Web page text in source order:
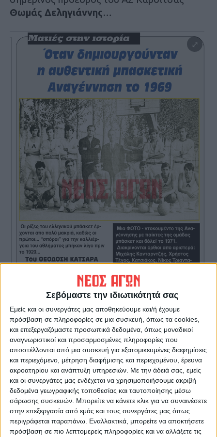
Σεβόμαστε την ιδιωτικότητά σας
Εμείς και οι συνεργάτες μας αποθηκεύουμε και/ή έχουμε
πρόσβαση σε πληροφορίες σε μια συσκευή, όπως τα cookies,
και επεξεργαζόμαστε προσωπικά δεδομένα, όπως μοναδικοί
αναγνωριστικοί και προσαρμοσμένες πληροφορίες που
αποστέλλονται από μια συσκευή για εξατομικευμένες διαφημίσεις
και περιεχόμενο, μέτρηση διαφήμισης και περιεχομένου, έρευνα
ακροατηρίου και ανάπτυξη υπηρεσιών. Με την άδειά σας, εμείς
και οι συνεργάτες μας ενδέχεται να χρησιμοποιήσουμε ακριβή
δεδομένα γεωγραφικής τοποθεσίας και ταυτοποίησης μέσω
σάρωσης συσκευών. Μπορείτε να κάνετε κλικ για να συναινέσετε
στην επεξεργασία από εμάς και τους συνεργάτες μας όπως
περιγράφεται παραπάνω. Εναλλακτικά, μπορείτε να αποκτήσετε
πρόσβαση σε πιο λεπτομερείς πληροφορίες και να αλλάξετε τις
Θωμάς Δεληγιάννης…